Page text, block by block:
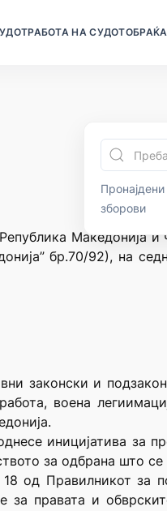
РАБОТА НА СУДОТ
зборови
Македонија и
бр.70/92), на
законски и
воена
иницијатива за
за одбрана што
од Правилникот за
правата и